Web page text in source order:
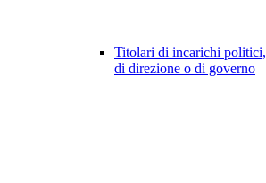
Titolari di incarichi
di direzione o di governo